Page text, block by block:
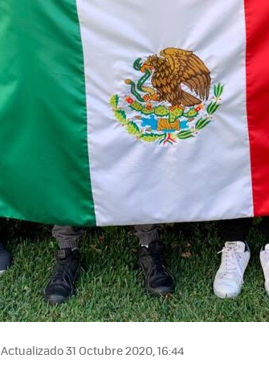
Actualizado 31 Octubre 2020, 16:44